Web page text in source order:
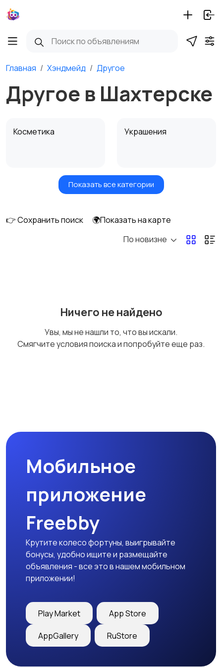
Главная Хэндмейд Другое
Другое в Шахтерске
Косметика Украшения
Куклы и игрушки
Оформление
Оформление
Показать все категории
👉 Сохранить поиск
🌍Показать на карте
По новизне
Ничего не найдено
Увы, мы не нашли то, что вы искали.
Смягчите условия поиска и попробуйте еще раз.
Мобильное
приложение
Freebby
Крутите колесо фортуны, выигрывайте
бонусы, удобно ищите и размещайте
объявления - все это в нашем мобильном
приложении!
Play Market App Store
AppGallery RuStore